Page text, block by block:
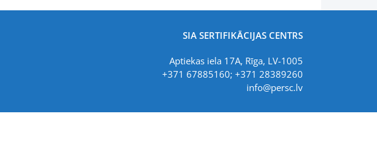
SIA SERTIFIKĀCIJAS CENTRS
Aptiekas iela 17A, Rīga, LV-1005
+371 67885160; +371 28389260
info@persc.lv